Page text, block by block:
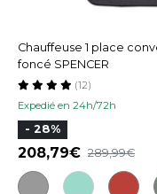
Chauffeuse 1 place
foncé SPENCER
Expedié en 24h/72h
(12)
- 28%
208,79 289,99